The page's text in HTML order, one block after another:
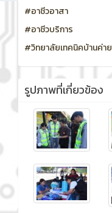
#อาชีวอาสา
#อาชีวบริการ
#วิทยาลัยเทคนิคบ้านค่าย
รูปภาพที่เกี่ยวข้อง